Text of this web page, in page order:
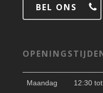
BEL ONS
Maandag 12:30